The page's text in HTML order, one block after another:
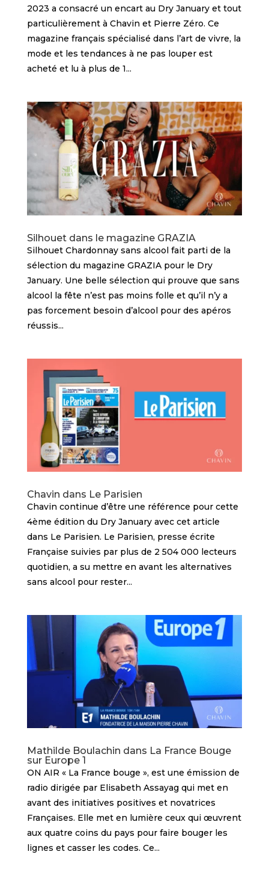
2023 a consacré un encart au Dry January et tout
particulièrement à Chavin et Pierre Zéro. Ce
magazine français spécialisé dans l’art de vivre, la
mode et les tendances à ne pas louper est
acheté et lu à plus de 1...
Silhouet dans le magazine GRAZIA
Silhouet Chardonnay sans alcool fait parti de la
sélection du magazine GRAZIA pour le Dry
January. Une belle sélection qui prouve que sans
alcool la fête n’est pas moins folle et qu’il n’y a
pas forcement besoin d’alcool pour des apéros
réussis...
Chavin dans Le Parisien
Chavin continue d’être une référence pour cette
4ème édition du Dry January avec cet article
dans Le Parisien. Le Parisien, presse écrite
Française suivies par plus de 2 504 000 lecteurs
quotidien, a su mettre en avant les alternatives
sans alcool pour rester...
Mathilde Boulachin dans La France Bouge
sur Europe 1
ON AIR « La France bouge », est une émission de
radio dirigée par Elisabeth Assayag qui met en
avant des initiatives positives et novatrices
Françaises. Elle met en lumière ceux qui œuvrent
aux quatre coins du pays pour faire bouger les
lignes et casser les codes. Ce...